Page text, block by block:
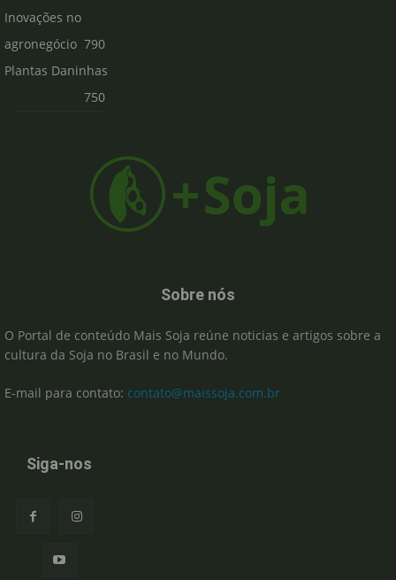
Inovações no
agronegócio 790
Plantas Daninhas
750
Sobre nós
O Portal de conteúdo Mais Soja reúne noticias e artigos sobre a
cultura da Soja no Brasil e no Mundo.
E-mail para contato: contato@maissoja.com.br
Siga-nos